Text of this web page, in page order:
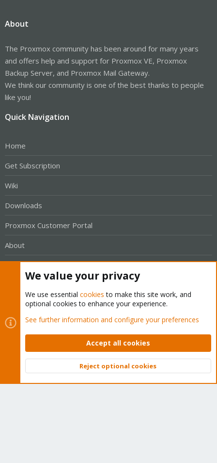
About
The Proxmox community has been around for many years
and offers help and support for Proxmox VE, Proxmox
Backup Server, and Proxmox Mail Gateway.
We think our community is one of the best thanks to people
like you!
Quick Navigation
Home
Get Subscription
Wiki
Downloads
Proxmox Customer Portal
About
The Proxmox team works very hard to make sure you are
running the best software and getting stable updates and
security enhancements, as well as quick enterprise support.
Tens of thousands of happy customers have a Proxmox
subscription. Get yours easily in our online shop.
Top
We value your privacy
We use essential cookies to make this site work, and
optional cookies to enhance your experience.
See further information and configure your preferences
Accept all cookies
Reject optional cookies